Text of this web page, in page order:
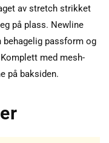
av stretch strikket
på plass. Newline
behagelig passform og
med mesh-
på baksiden.